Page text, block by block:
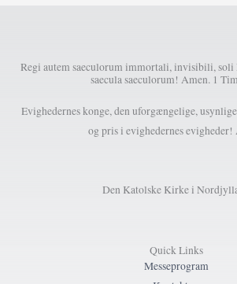
Regi autem saeculorum immortali, invisibili, soli
saecula saeculorum! Amen. 1
Evighedernes konge, den uforgængelige,
og pris i evighedernes evigheder!
Den Katolske Kirke i
Quick Links
Messeprogram